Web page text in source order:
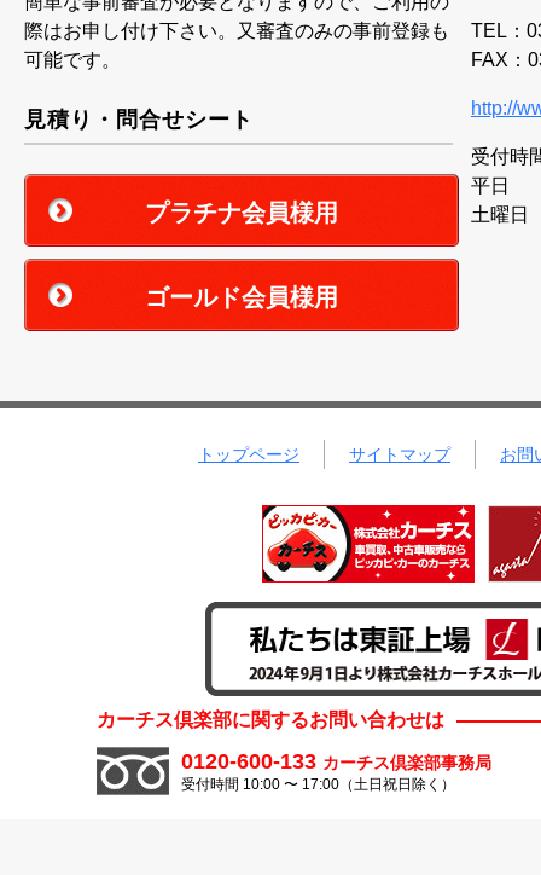
際はお申し付け下さい。又審査のみの事前登録も
可能です。
見積り・問合せシート
プラチナ会員様用
ゴールド会員様用
TEL：
FAX：
http://
受付時
平日 9
土曜日
トップページ サイトマップ お問
カーチス倶楽部に関するお問い合わせは
0120-600-133 カーチス倶楽部事務局
受付時間 10:00 〜 17:00（土日祝日除く）